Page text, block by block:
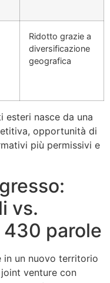
Ridotto grazie a
diversificazione
geografica
esteri nasce da una
opportunità di
più permissivi e
vs.
parole
in un nuovo territorio
joint venture con